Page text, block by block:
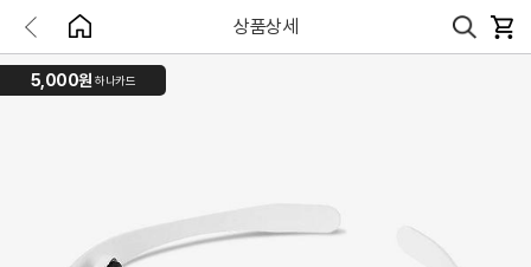
상품상세
5,000원 하나카드